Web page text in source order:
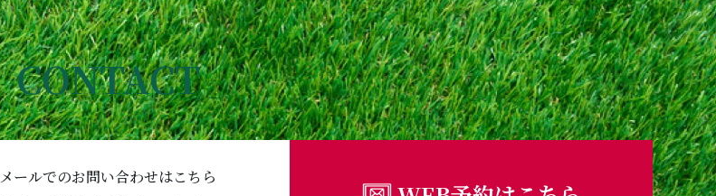
CONTACT
メールでのお問い合わせはこちら